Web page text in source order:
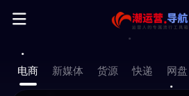
电商 新媒体 货源 快递 网盘